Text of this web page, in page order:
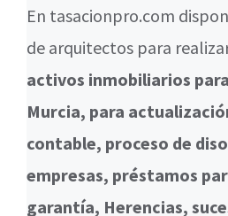
En tasacionpro.com
de arquitectos para
activos inmobiliarios
Murcia, para
contable, proceso de
empresas, préstamos
garantía, Herencias,